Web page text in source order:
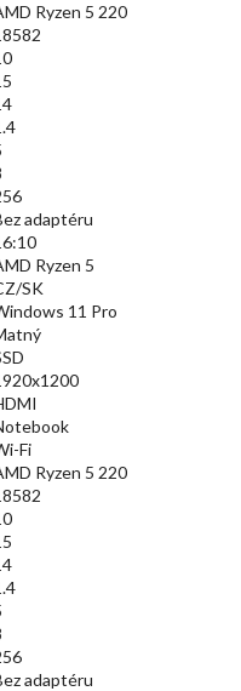
Ryzen 5 220
adaptéru
Ryzen 5
SK
11 Pro
Fi
Ryzen 5 220
adaptéru